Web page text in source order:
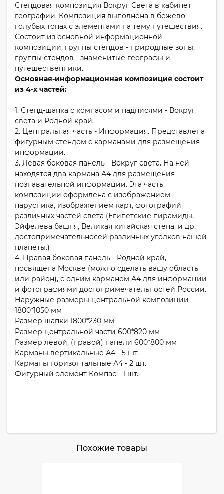
Стендовая композиция Вокруг Света в кабинет
географии. Композиция выполнена в бежево-
голубых тонах с элементами на тему путешествия.
Состоит из основной информационной
композиции, группы стендов - природные зоны,
группы стендов - знаменитые географы и
путешественники.
Основная-информационная композиция состоит
из 4-х частей:
1. Стенд-шапка с компасом и надписями - Вокруг
света и Родной край.
2. Центральная часть - Информация. Представлена
фигурным стендом с карманами для размещения
информации.
3. Левая боковая панель - Вокруг света. На ней
находятся два кармана А4 для размещения
познавательной информации. Эта часть
композиции оформлена с изображением
парусника, изображением карт, фотографий
различных частей света (Египетские пирамиды,
Эйфелева башня, Великая китайская стена, и др.
достопримечательносей различных уголков нашей
планеты.)
4. Правая боковая панель - Родной край,
посвящена Москве (можно сделать вашу область
или район), с одним карманом А4 для информации
и фотографиями достопримечательностей России.
Наружные размеры центральной композиции
1800*1050 мм
Размер шапки 1800*230 мм
Размер центральной части 600*820 мм
Размер левой, (правой) панели 600*800 мм
Карманы вертикальные А4 - 5 шт.
Карманы горизонтальные А4 - 2 шт.
Фигурный элемент Компас - 1 шт.
Похожие товары